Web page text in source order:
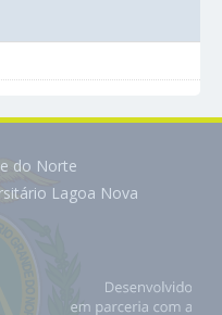
do Norte
Lagoa Nova